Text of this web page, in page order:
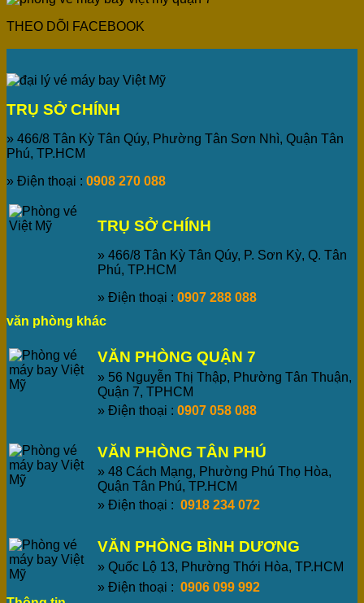
THEO DÕI FACEBOOK
TRỤ SỞ CHÍNH
» 466/8 Tân Kỳ Tân Qúy, Phường Tân Sơn Nhì, Quận Tân
Phú, TP.HCM
» Điện thoại : 0908 270 088
TRỤ SỞ CHÍNH
» 466/8 Tân Kỳ Tân Qúy, P. Sơn Kỳ, Q. Tân
Phú, TP.HCM
» Điện thoại : 0907 288 088
văn phòng khác
VĂN PHÒNG QUẬN 7
» 56 Nguyễn Thị Thập, Phường Tân Thuận,
Quận 7, TPHCM
» Điện thoại : 0907 058 088
VĂN PHÒNG TÂN PHÚ
» 48 Cách Mạng, Phường Phú Thọ Hòa,
Quận Tân Phú, TP.HCM
» Điện thoại : 0918 234 072
VĂN PHÒNG BÌNH DƯƠNG
» Quốc Lộ 13, Phường Thới Hòa, TP.HCM
» Điện thoại : 0906 099 992